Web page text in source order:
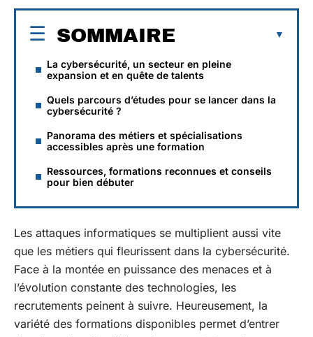
SOMMAIRE
La cybersécurité, un secteur en pleine
expansion et en quête de talents
Quels parcours d’études pour se lancer dans la
cybersécurité ?
Panorama des métiers et spécialisations
accessibles après une formation
Ressources, formations reconnues et conseils
pour bien débuter
Les attaques informatiques se multiplient aussi vite
que les métiers qui fleurissent dans la cybersécurité.
Face à la montée en puissance des menaces et à
l’évolution constante des technologies, les
recrutements peinent à suivre. Heureusement, la
variété des formations disponibles permet d’entrer